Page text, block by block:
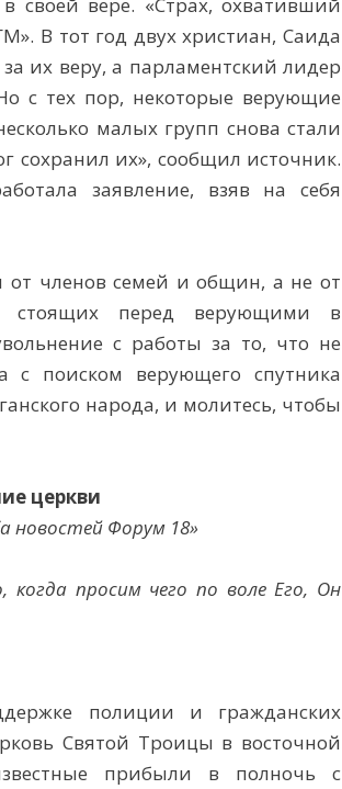
В тот год двух христиан, Саида
их веру, а парламентский лидер
с тех пор, некоторые верующие
малых групп снова стали
сохранил их», сообщил источник.
заявление, взяв на себя
от членов семей и общин, а не от
стоящих перед верующими в
с работы за то, что не
с поиском верующего спутника
народа, и молитесь, чтобы
церкви
новостей Форум 18»
просим чего по воле Его, Он
полиции и гражданских
Святой Троицы в восточной
прибыли в полночь с